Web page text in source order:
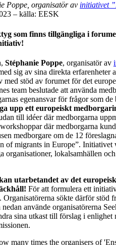
Poppe, organisatör av initiativet
– källa: EESK
som finns tillgängliga i
Stéphanie Poppe, organisatör av
sig av sina direkta erfarenheter
med stöd av forumet för det
team beslutade att använda
egenansvar för frågor som de
upp ett europeiskt
till idéer där medborgarna
där medborgarna
medborgare om de 12
of migrants in Europe”. Initiativet
organisationer, lokalsamhällen
utarbetandet av det
För att formulera ett
Organisatörerna sökte därför
använde organisatörerna
sina utkast till förslag i